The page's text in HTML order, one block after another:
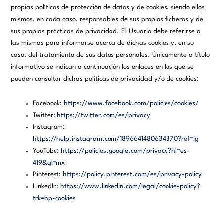
propias políticas de protección de datos y de cookies, siendo ellos
mismos, en cada caso, responsables de sus propios ficheros y de
sus propias prácticas de privacidad. El Usuario debe referirse a
las mismas para informarse acerca de dichas cookies y, en su
caso, del tratamiento de sus datos personales. Únicamente a título
informativo se indican a continuación los enlaces en los que se
pueden consultar dichas políticas de privacidad y/o de cookies:
Facebook: https://www.facebook.com/policies/cookies/
Twitter: https://twitter.com/es/privacy
Instagram:
https://help.instagram.com/1896641480634370?ref=ig
YouTube: https://policies.google.com/privacy?hl=es-
419&gl=mx
Pinterest: https://policy.pinterest.com/es/privacy-policy
LinkedIn: https://www.linkedin.com/legal/cookie-policy?
trk=hp-cookies